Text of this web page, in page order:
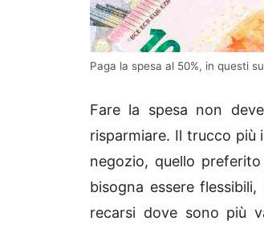
Paga la spesa al 50%, in questi
Fare la spesa non
risparmiare. Il trucco più
negozio, quello
bisogna essere
recarsi dove sono più